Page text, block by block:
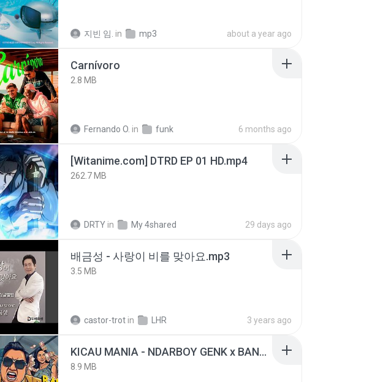
지빈 임. in mp3 about a year ago
Carnívoro
2.8 MB
Fernando O. in funk 6 months ago
[Witanime.com] DTRD EP 01 HD.mp4
262.7 MB
DRTY in My 4shared 29 days ago
배금성 - 사랑이 비를 맞아요.mp3
3.5 MB
castor-trot in LHR 3 years ago
KICAU MANIA - NDARBOY GENK x BANDITOZ YAOW 86 (OFFICIAL LYRIC VIDEO) GAS POL NDANGAK
8.9 MB